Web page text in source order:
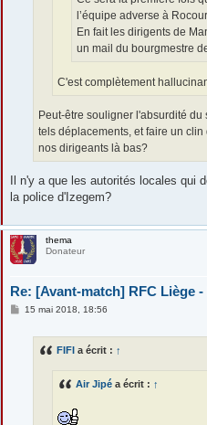
l’équipe adverse à
En fait les dirigents de
un mail du bourgmestre
C'est complètement
Peut-être souligner l'absurdité
tels déplacements, et faire un
nos dirigeants là bas?
Il n'y a que les autorités locales qui
la police d'Izegem?
thema
Donateur
Re: [Avant-match] RFC Liège
M15 mai 2018, 18:56
FIFI a écrit : ↑
Air Jipé a écrit : ↑